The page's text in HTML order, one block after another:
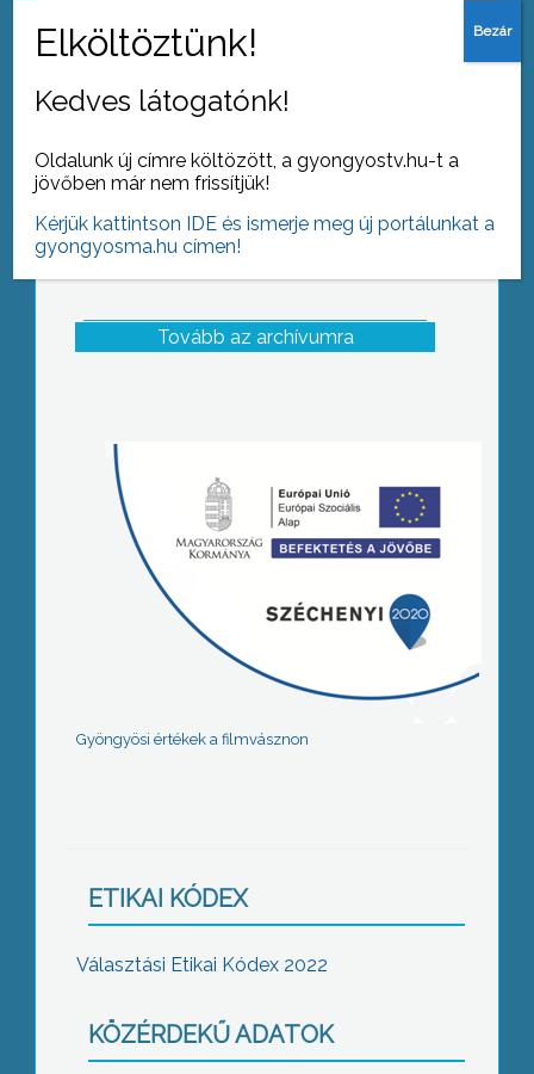
Védelmi bizottsága
Tovább az archívumra
Gyöngyösi értékek a filmvásznon
ETIKAI KÓDEX
Választási Etikai Kódex 2022
KÖZÉRDEKŰ ADATOK
Kedves látogatónk!
Oldalunk új címre költözött, a gyongyostv.hu-t a
jövőben már nem frissítjük!
Kérjük kattintson IDE és ismerje meg új portálunkat a
gyongyosma.hu címen!